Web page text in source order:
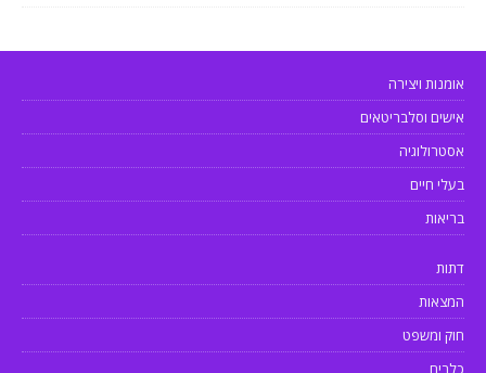
אומנות ויצירה
אישים וסלבריטאים
אסטרולוגיה
בעלי חיים
בריאות
דתות
המצאות
חוק ומשפט
כלבים